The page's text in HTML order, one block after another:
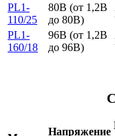
PL1-
110/25
80В (от 1,2В
до 80В)
PL1-
160/18
96В (от 1,2В
до 96В)
Напряжение